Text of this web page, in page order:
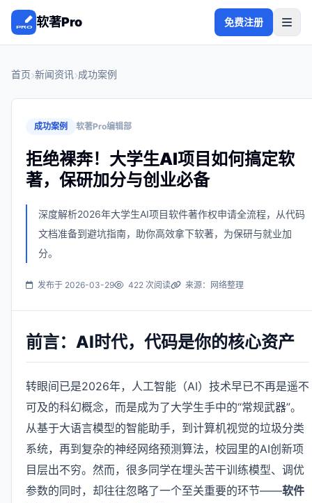
软著Pro 免费注册
首页 新闻资讯 成功案例
成功案例 软著Pro编辑部
拒绝裸奔！大学生AI项目如何搞定软
著，保研加分与创业必备
深度解析2026年大学生AI项目软件著作权申请全流程，从代码
文档准备到避坑指南，助你高效拿下软著，为保研与就业加
分。
发布于 2026-03-29 422 次阅读 来源：网络整理
前言：AI时代，代码是你的核心资产
转眼间已是2026年，人工智能（AI）技术早已不再是遥不
可及的科幻概念，而是成为了大学生手中的“常规武器”。
从基于大语言模型的智能助手，到计算机视觉的垃圾分类
系统，再到复杂的神经网络预测算法，校园里的AI创新项
目层出不穷。然而，很多同学在埋头苦干训练模型、调优
参数的同时，却往往忽略了一个至关重要的环节——软件